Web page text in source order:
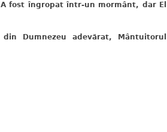
fost îngropat într-un mormânt, dar El
Dumnezeu adevărat, Mântuitorul